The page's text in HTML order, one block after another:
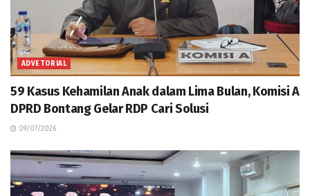
ADVETORIAL
59 Kasus Kehamilan Anak dalam Lima Bulan, Komisi A
DPRD Bontang Gelar RDP Cari Solusi
09/07/2026